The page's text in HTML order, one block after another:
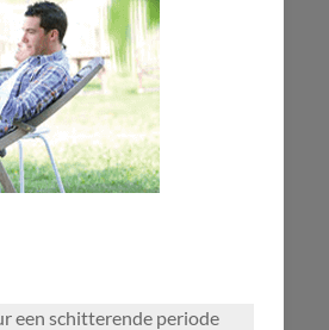
een schitterende periode